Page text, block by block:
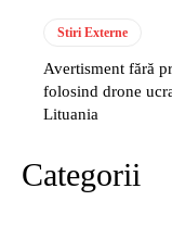
Stiri Externe
Avertisment fără
folosind drone
Lituania
Categorii